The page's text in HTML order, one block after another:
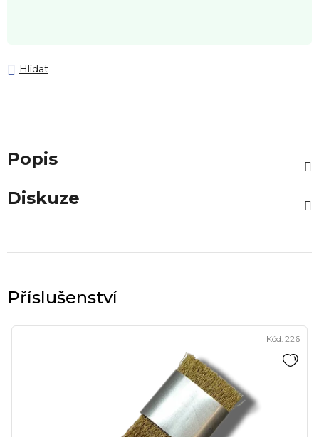
Hlídat
Popis
Diskuze
Kód: 226